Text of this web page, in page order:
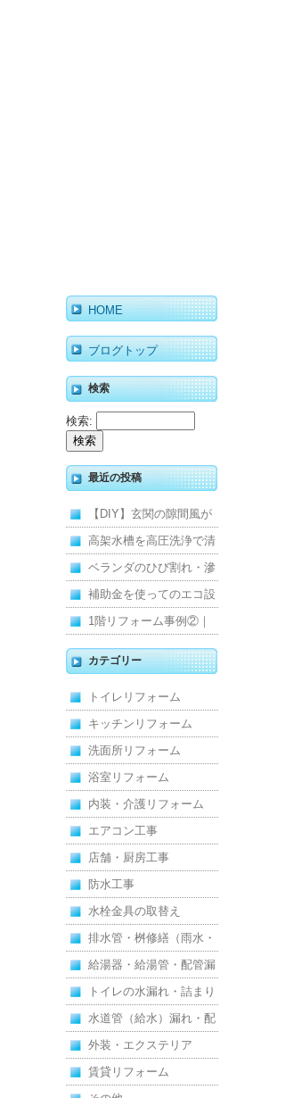
HOME
ブログトップ
検索
検索:
最近の投稿
【DIY】玄関の隙間風が
寒くて断熱ドアに交換し
ました
高架水槽を高圧洗浄で清
掃！衛生的な給水環境を
維持｜施工事例
ベランダのひび割れ・滲
みを解消！賃貸マンショ
ン防水工事
補助金を使ってのエコ設
備住宅リフォーム
1階リフォーム事例②｜
キッチン・床・収納を一
新し、扉新設で動線を整
えた全面改修
カテゴリー
トイレリフォーム
キッチンリフォーム
洗面所リフォーム
浴室リフォーム
内装・介護リフォーム
エアコン工事
店舗・厨房工事
防水工事
水栓金具の取替え
排水管・桝修繕（雨水・
汚水）
給湯器・給湯管・配管漏
れ
トイレの水漏れ・詰まり
水道管（給水）漏れ・配
管
外装・エクステリア
賃貸リフォーム